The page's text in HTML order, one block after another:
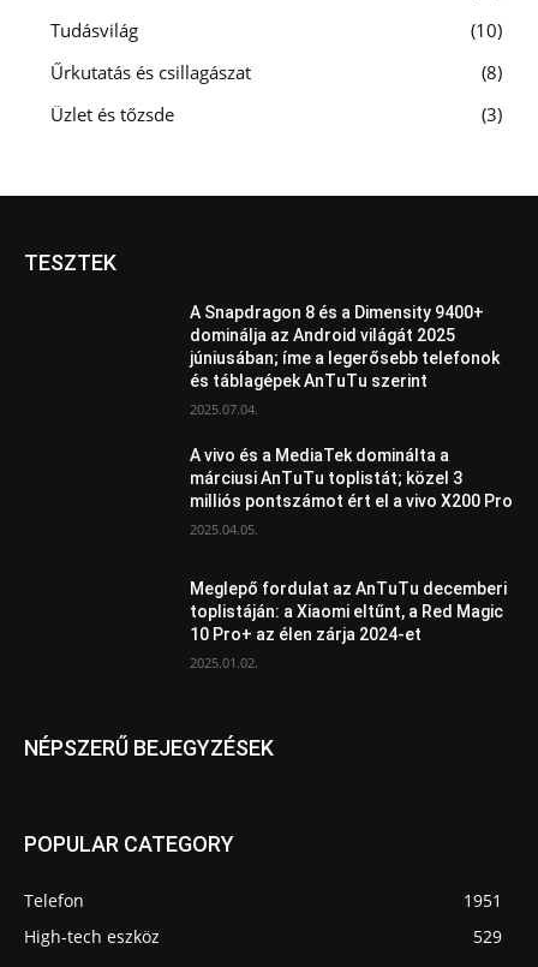
Tudásvilág
10
Űrkutatás és csillagászat
8
Üzlet és tőzsde
3
TESZTEK
A Snapdragon 8 és a Dimensity 9400+
dominálja az Android világát 2025
júniusában; íme a legerősebb telefonok
és táblagépek AnTuTu szerint
2025.07.04.
A vivo és a MediaTek dominálta a
márciusi AnTuTu toplistát; közel 3
milliós pontszámot ért el a vivo X200 Pro
2025.04.05.
Meglepő fordulat az AnTuTu decemberi
toplistáján: a Xiaomi eltűnt, a Red Magic
10 Pro+ az élen zárja 2024-et
2025.01.02.
NÉPSZERŰ BEJEGYZÉSEK
POPULAR CATEGORY
Telefon
1951
High-tech eszköz
529